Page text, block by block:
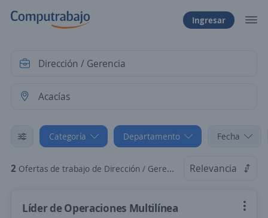
Ingresar
Categoría Departamento Fecha
2 Ofertas de trabajo de Dirección / Gerencia en Acacías, Meta Relevancia
Líder de Operaciones Multilínea